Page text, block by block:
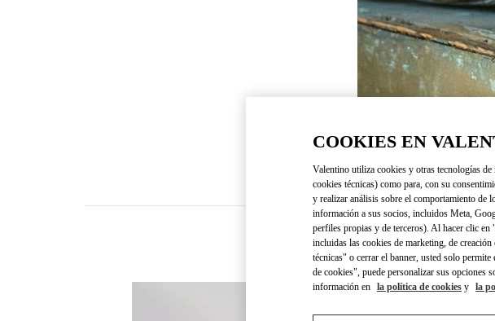
COOKIES EN
Valentino utiliza cookies y otras tecnologías
cookies técnicas) como para, con su
y realizar análisis sobre el comportamiento de
información a sus socios, incluidos Meta,
perfiles propias y de terceros). Al hacer clic en
incluidas las cookies de marketing, de
técnicas" o cerrar el banner, usted solo
de cookies", puede personalizar sus opciones
información en la política de cookies y la